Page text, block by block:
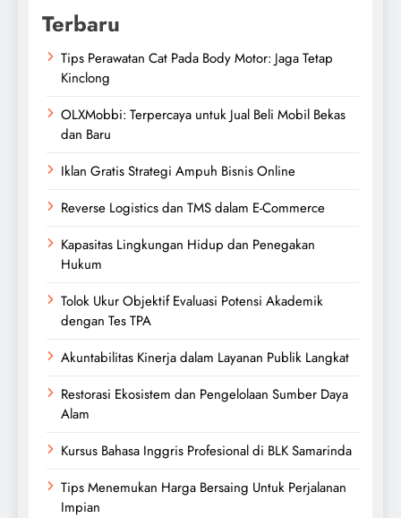
Terbaru
Tips Perawatan Cat Pada Body Motor: Jaga Tetap
Kinclong
OLXMobbi: Terpercaya untuk Jual Beli Mobil Bekas
dan Baru
Iklan Gratis Strategi Ampuh Bisnis Online
Reverse Logistics dan TMS dalam E-Commerce
Kapasitas Lingkungan Hidup dan Penegakan
Hukum
Tolok Ukur Objektif Evaluasi Potensi Akademik
dengan Tes TPA
Akuntabilitas Kinerja dalam Layanan Publik Langkat
Restorasi Ekosistem dan Pengelolaan Sumber Daya
Alam
Kursus Bahasa Inggris Profesional di BLK Samarinda
Tips Menemukan Harga Bersaing Untuk Perjalanan
Impian